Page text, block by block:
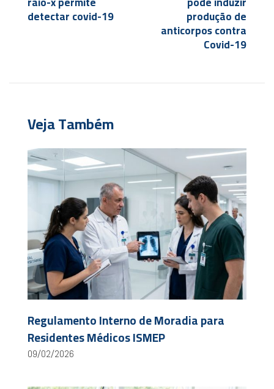
detectar covid-19 produção de
anticorpos contra
Covid-19
Veja Também
Regulamento Interno de Moradia para
Residentes Médicos ISMEP
09/02/2026